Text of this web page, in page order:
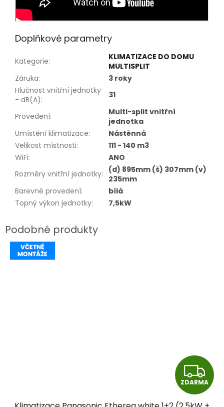
Doplňkové parametry
Kategorie:
KLIMATIZACE DO DOMU
MULTISPLIT
Záruka:
3 roky
Hlučnost vnitřní jednotky
- dB(A): 31
Provedení:
Multi-split vnitřní
jednotka
Umístění klimatizace:
Nástěnná
Velikost místnosti:
111 - 140 m3
WiFi:
ANO
Rozměry vnitřní jednotky:
(d) 895mm (š) 307mm (v)
235mm
Barevné provedení:
bílá
Topný výkon jednotky: 7,5kW
Z
D
ZDARMA